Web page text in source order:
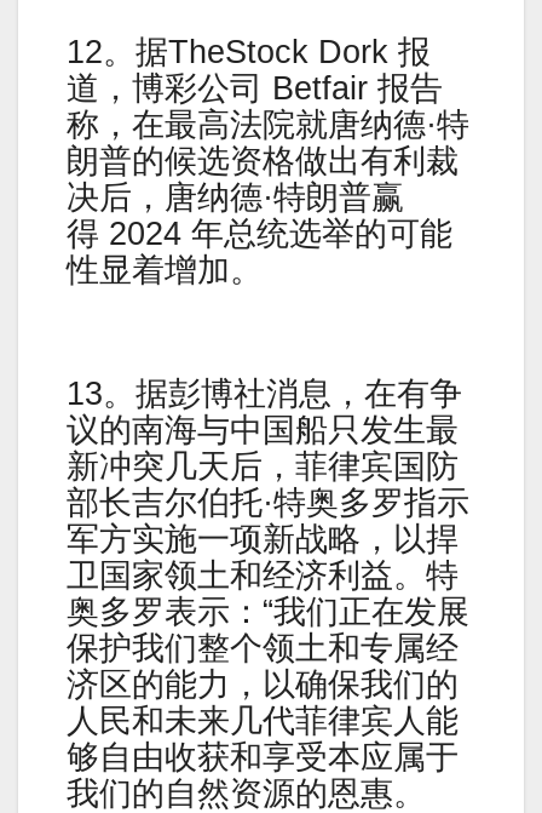
12。据TheStock Dork 报
道，博彩公司 Betfair 报告
称，在最高法院就唐纳德·特
朗普的候选资格做出有利裁
决后，唐纳德·特朗普赢
得 2024 年总统选举的可能
性显着增加。
13。据彭博社消息，在有争
议的南海与中国船只发生最
新冲突几天后，菲律宾国防
部长吉尔伯托·特奥多罗指示
军方实施一项新战略，以捍
卫国家领土和经济利益。特
奥多罗表示：“我们正在发展
保护我们整个领土和专属经
济区的能力，以确保我们的
人民和未来几代菲律宾人能
够自由收获和享受本应属于
我们的自然资源的恩惠。